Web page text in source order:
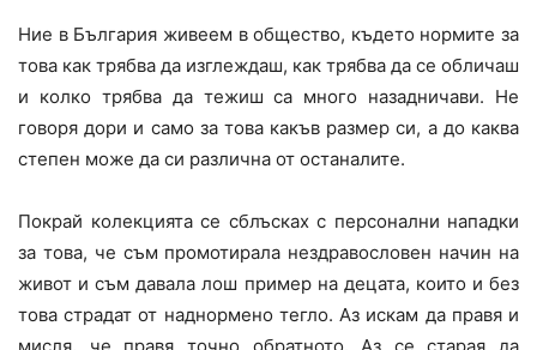
Ние в България живеем в общество, където нормите за
това как трябва да изглеждаш, как трябва да се обличаш
и колко трябва да тежиш са много назадничави. Не
говоря дори и само за това какъв размер си, а до каква
степен може да си различна от останалите.
Покрай колекцията се сблъсках с персонални нападки
за това, че съм промотирала нездравословен начин на
живот и съм давала лош пример на децата, които и без
това страдат от наднормено тегло. Аз искам да правя и
мисля, че правя точно обратното. Аз се старая да